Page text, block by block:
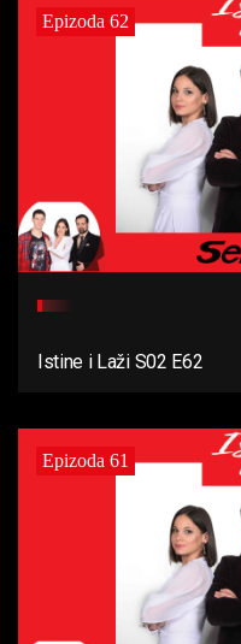
Epizoda 62
Istine i Laži S02 E62
Epizoda 61